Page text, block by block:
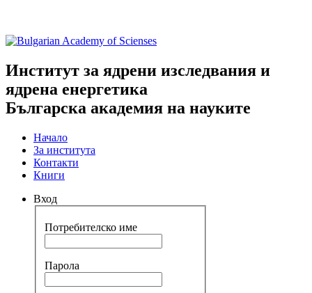
Институт за ядрени изследвания и
ядрена енергетика
Българска академия на науките
Начало
За института
Контакти
Книги
Вход
Потребителско име
Парола